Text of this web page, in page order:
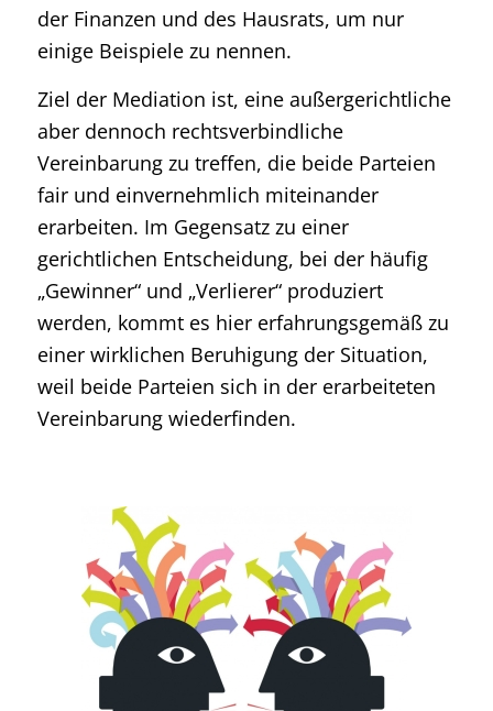
der Finanzen und des Hausrats, um nur
einige Beispiele zu nennen.
Ziel der Mediation ist, eine außergerichtliche
aber dennoch rechtsverbindliche
Vereinbarung zu treffen, die beide Parteien
fair und einvernehmlich miteinander
erarbeiten. Im Gegensatz zu einer
gerichtlichen Entscheidung, bei der häufig
„Gewinner“ und „Verlierer“ produziert
werden, kommt es hier erfahrungsgemäß zu
einer wirklichen Beruhigung der Situation,
weil beide Parteien sich in der erarbeiteten
Vereinbarung wiederfinden.